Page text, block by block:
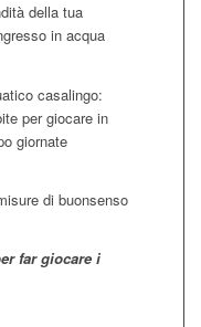
della tua
in acqua
casalingo:
per giocare in
giornate
di buonsenso
far giocare i